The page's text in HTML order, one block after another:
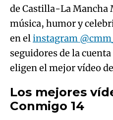
de Castilla-La Mancha
música, humor y
en elinstagram
seguidores de la
eligen el mejor vídeo
Los mejores
Conmigo 14